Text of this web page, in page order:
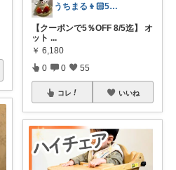
うちまる👦🏻5歳ママ♡
【クーポンで5％OFF 8/5迄】 オ
ット ...
￥ 6,180
0 0 55
コレ いいね